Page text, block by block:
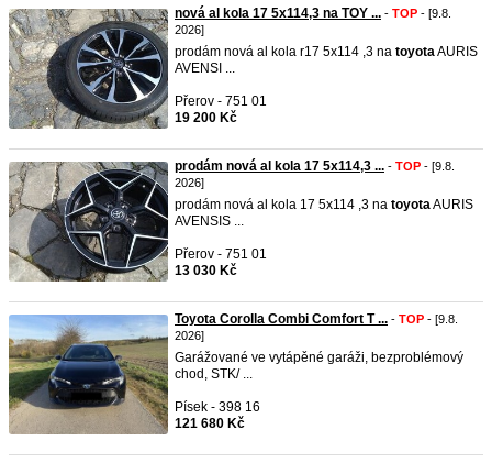
nová al kola 17 5x114,3 na TOY ... - TOP - [9.8.
2026]
prodám nová al kola r17 5x114 ,3 na toyotaAURIS
AVENSI ...
Přerov - 751 01
19 200 Kč
prodám nová al kola 17 5x114,3 ... - TOP - [9.8.
2026]
prodám nová al kola 17 5x114 ,3 na toyotaAURIS
AVENSIS ...
Přerov - 751 01
13 030 Kč
Toyota Corolla Combi Comfort T ... - TOP - [9.8.
2026]
Garážované ve vytápěné garáži, bezproblémový
chod, STK/ ...
Písek - 398 16
121 680 Kč